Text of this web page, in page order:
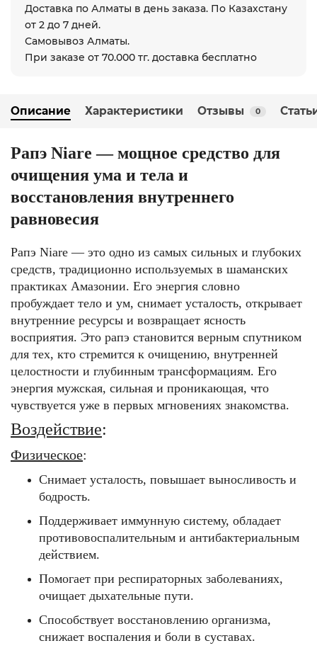
Доставка по Алматы в день заказа. По Казахстану
от 2 до 7 дней.
Самовывоз Алматы.
При заказе от 70.000 тг. доставка бесплатно
Описание Характеристики Отзывы 0
Рапэ Niare — мощное средство для
очищения ума и тела и
восстановления внутреннего
равновесия
Рапэ Niare — это одно из самых сильных и глубоких
средств, традиционно используемых в шаманских
практиках Амазонии. Его энергия словно
пробуждает тело и ум, снимает усталость, открывает
внутренние ресурсы и возвращает ясность
восприятия. Это рапэ становится верным спутником
для тех, кто стремится к очищению, внутренней
целостности и глубинным трансформациям. Его
энергия мужская, сильная и проникающая, что
чувствуется уже в первых мгновениях знакомства.
Воздействие:
Физическое:
Снимает усталость, повышает выносливость и
бодрость.
Поддерживает иммунную систему, обладает
противовоспалительным и антибактериальным
действием.
Помогает при респираторных заболеваниях,
очищает дыхательные пути.
Способствует восстановлению организма,
снижает воспаления и боли в суставах.